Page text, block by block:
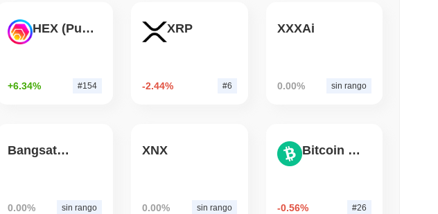
August 05 2026(1 day ago)
Migración de LayerZero Se Acerca a $15B
HEX (Pulsechain)
+6.34% #154
XRP
-2.44% #6
XXXAi
0.00% sin rango
Bangsat 666
0.00% sin rango
XNX
0.00% sin rango
Bitcoin Cash
-0.56% #26